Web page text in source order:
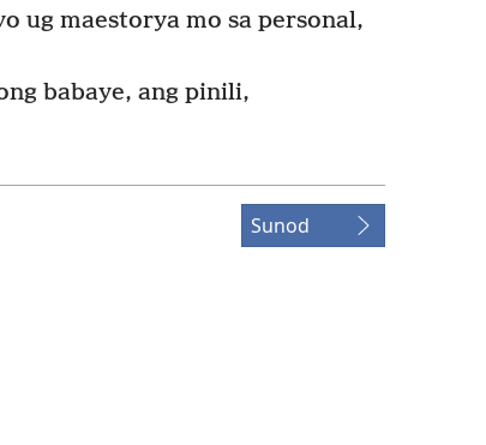
ug maestorya mo sa personal,
babaye, ang pinili,
Sunod